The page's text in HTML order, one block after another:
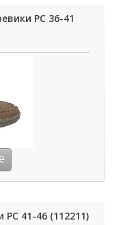
РС 36-41
РС 41-46 (112211)